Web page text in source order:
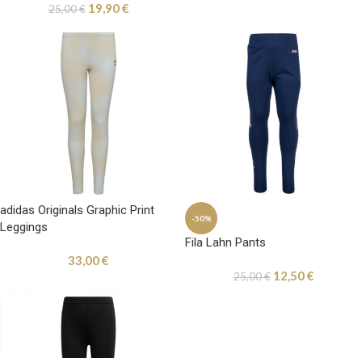
25,00€ 19,90€
adidas Originals Graphic Print
Leggings
33,00€
-50%
Fila Lahn Pants
25,00€ 12,50€